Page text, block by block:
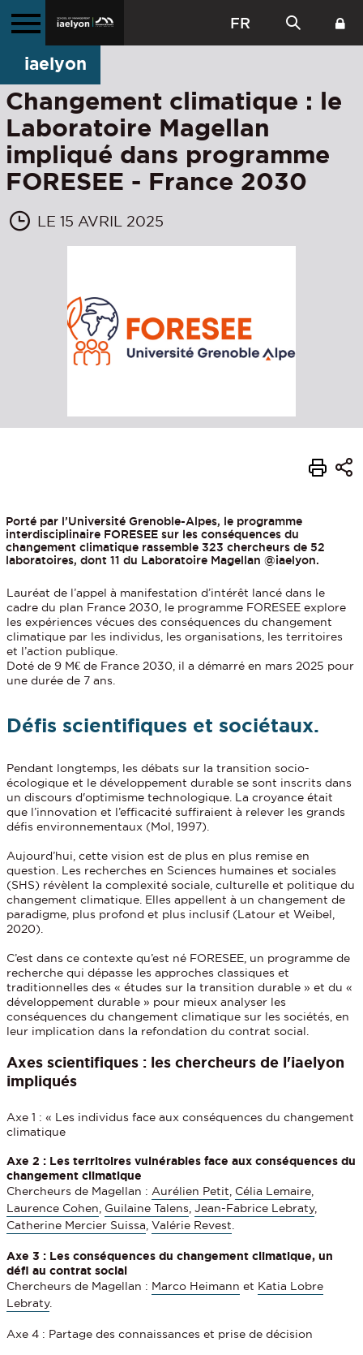
FR
iaelyon
Changement climatique : le
Laboratoire Magellan
impliqué dans programme
FORESEE - France 2030
LE 15 AVRIL 2025
Porté par l’Université Grenoble-Alpes, le programme
interdisciplinaire FORESEE sur les conséquences du
changement climatique rassemble 323 chercheurs de 52
laboratoires, dont 11 du Laboratoire Magellan @iaelyon.
Lauréat de l’appel à manifestation d’intérêt lancé dans le
cadre du plan France 2030, le programme FORESEE explore
les expériences vécues des conséquences du changement
climatique par les individus, les organisations, les territoires
et l’action publique.
Doté de 9 M€ de France 2030, il a démarré en mars 2025 pour
une durée de 7 ans.
Défis scientifiques et sociétaux.
Pendant longtemps, les débats sur la transition socio-
écologique et le développement durable se sont inscrits dans
un discours d'optimisme technologique. La croyance était
que l’innovation et l’efficacité suffiraient à relever les grands
défis environnementaux (Mol, 1997).
Aujourd’hui, cette vision est de plus en plus remise en
question. Les recherches en Sciences humaines et sociales
(SHS) révèlent la complexité sociale, culturelle et politique du
changement climatique. Elles appellent à un changement de
paradigme, plus profond et plus inclusif (Latour et Weibel,
2020).
C’est dans ce contexte qu’est né FORESEE, un programme de
recherche qui dépasse les approches classiques et
traditionnelles des « études sur la transition durable » et du «
développement durable » pour mieux analyser les
conséquences du changement climatique sur les sociétés, en
leur implication dans la refondation du contrat social.
Axes scientifiques : les chercheurs de l'iaelyon
impliqués
Axe 1 : « Les individus face aux conséquences du changement
climatique
Axe 2 : Les territoires vulnérables face aux conséquences du
changement climatique
Chercheurs de Magellan : Aurélien Petit Célia Lemaire
Laurence Cohen Guilaine Talens ,Jean-Fabrice Lebraty,
Catherine Mercier Suissa ,Valérie Revest
Axe 3 : Les conséquences du changement climatique, un
défi au contrat social
Chercheurs de Magellan : Marco Heimann et Katia Lobre
Lebraty.
Axe 4 : Partage des connaissances et prise de décision